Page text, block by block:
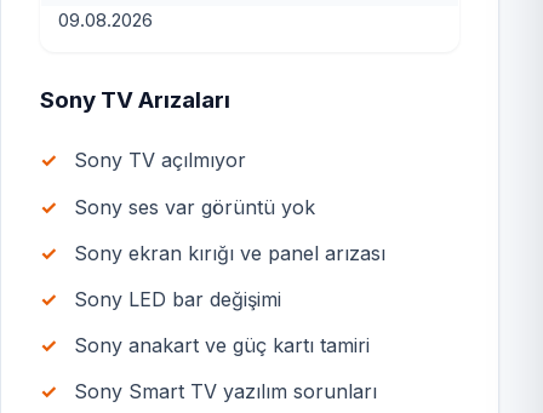
09.08.2026
Sony TV Arızaları
Sony TV açılmıyor
Sony ses var görüntü yok
Sony ekran kırığı ve panel arızası
Sony LED bar değişimi
Sony anakart ve güç kartı tamiri
Sony Smart TV yazılım sorunları